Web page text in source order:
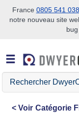
Passer à la recherche
Passer au contenu
Passer à la navigation
France 0805 541 038
notre nouveau site
Rechercher
DwyerOmega
Voir Catégorie